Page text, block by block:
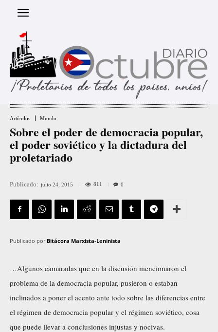
Artículos Mundo
Sobre el poder de democracia popular,
el poder soviético y la dictadura del
proletariado
Publicado: julio 24, 2015 811 0
Publicado por Bitácora Marxista-Leninista
…Algunos camaradas que en la discusión mencionaron el
problema de la democracia popular, pusieron o estaban
inclinados a poner el acento ante todo sobre las diferencias entre
el régimen de democracia popular y el régimen soviético, cosa
que puede llevar a conclusiones injustas y nocivas.